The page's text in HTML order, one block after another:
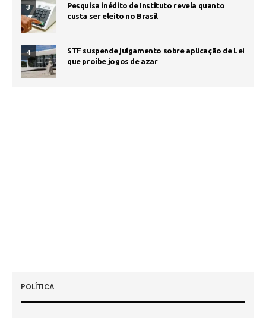
3
Pesquisa inédito de Instituto revela quanto
custa ser eleito no Brasil
4
STF suspende julgamento sobre aplicação de Lei
que proíbe jogos de azar
POLÍTICA